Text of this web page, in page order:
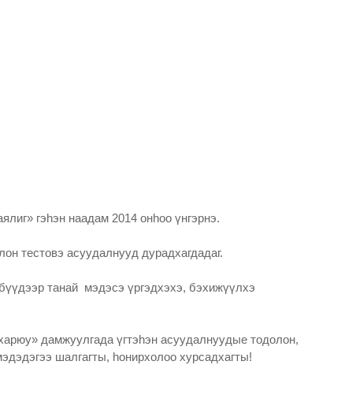
гэһэн наадам 2014 онһоо үнгэрнэ.
тестовэ асуудалнууд дурадхагдадаг.
танай мэдэсэ үргэдхэхэ, бэхижүүлхэ
дамжуулгада үгтэһэн асуудалнуудые тодолон,
шалгагты, һонирхолоо хурсадхагты!